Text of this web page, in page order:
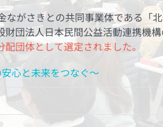
がさきとの共同事業体である「
団法人日本民間公益活動連携機
配団体として選定されました。
心と未来をつなぐ～